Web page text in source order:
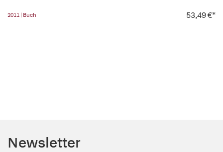
2011 | Buch 53,49 €*
Newsletter